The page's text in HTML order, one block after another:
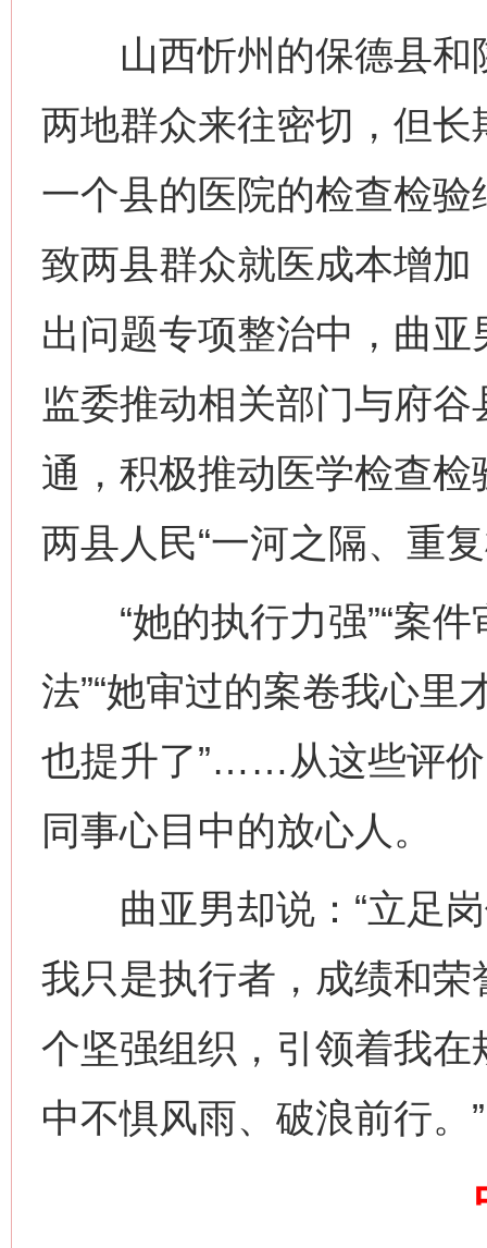
山西忻州的保德县和
两地群众来往密切，但
一个县的医院的检查检
致两县群众就医成本增
出问题专项整治中，曲
监委推动相关部门与府
通，积极推动医学检查检
两县人民“一河之隔、重
“她的执行力强”“案件
法”“她审过的案卷我心里
也提升了”……从这些评
同事心目中的放心人。
曲亚男却说：“立足岗
我只是执行者，成绩和
个坚强组织，引领着我
中不惧风雨、破浪前行。
网上购药对药下症？